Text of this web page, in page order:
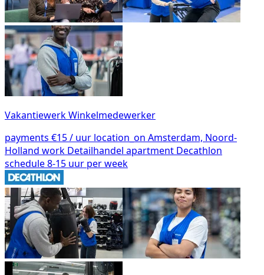
Vakantiewerk Winkelmedewerker
payments €15 / uur location_on Amsterdam, Noord-
Holland work Detailhandel apartment Decathlon
schedule8-15 uur per week